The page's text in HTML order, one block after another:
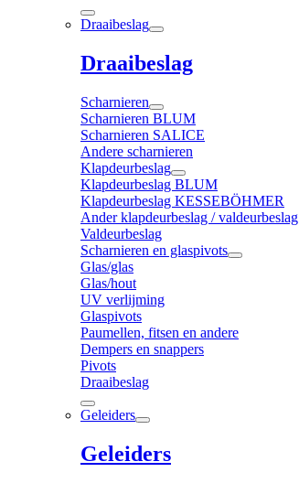
Draaibeslag
Draaibeslag
Scharnieren
Scharnieren BLUM
Scharnieren SALICE
Andere scharnieren
Klapdeurbeslag
Klapdeurbeslag BLUM
Klapdeurbeslag KESSEBÖHMER
Ander klapdeurbeslag / valdeurbeslag
Valdeurbeslag
Scharnieren en glaspivots
Glas/glas
Glas/hout
UV verlijming
Glaspivots
Paumellen, fitsen en andere
Dempers en snappers
Pivots
Draaibeslag
Geleiders
Geleiders